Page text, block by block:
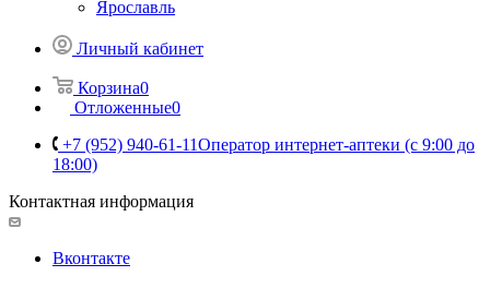
Ярославль
Личный кабинет
Корзина0
Отложенные0
+7 (952) 940-61-11Оператор интернет-аптеки (с 9:00 до
18:00)
Контактная информация
Вконтакте